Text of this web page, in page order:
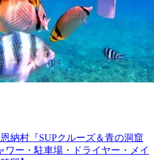
納村『SUPクルーズ＆青の洞窟
ワー・駐車場・ドライヤー・メイ